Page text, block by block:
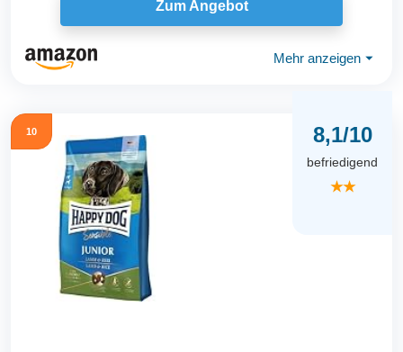
Zum Angebot
Mehr anzeigen ⏷
10 8,1/10
befriedigend
★★